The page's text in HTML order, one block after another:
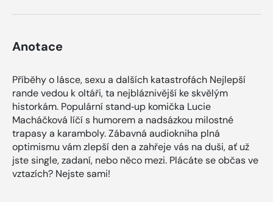
Anotace
Příběhy o lásce, sexu a dalších katastrofách Nejlepší
rande vedou k oltáři, ta nejbláznivější ke skvělým
historkám. Populární stand‑up komička Lucie
Macháčková líčí s humorem a nadsázkou milostné
trapasy a karamboly. Zábavná audiokniha plná
optimismu vám zlepší den a zahřeje vás na duši, ať už
jste single, zadaní, nebo něco mezi. Plácáte se občas ve
vztazích? Nejste sami!